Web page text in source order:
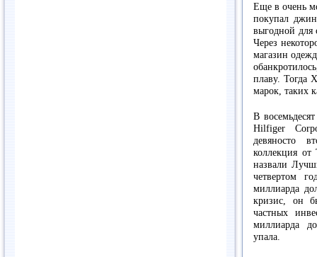
Еще в очень
покупал
выгодной для
Через
магазин
плаву. Тогда
марок, таких
В
Hilfiger
девяносто
коллекция от
назвали
четвертом
миллиарда
кризис, он
частных
миллиарда
упала.